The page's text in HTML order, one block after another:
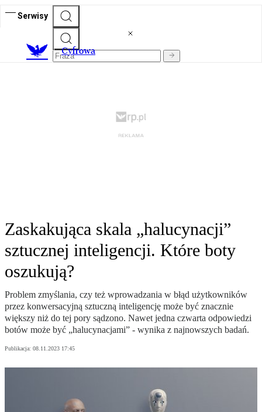
Serwisy
Cyfrowa
Zaskakująca skala „halucynacji”
sztucznej inteligencji. Które boty
oszukują?
Problem zmyślania, czy też wprowadzania w błąd użytkowników
przez konwersacyjną sztuczną inteligencję może być znacznie
większy niż do tej pory sądzono. Nawet jedna czwarta odpowiedzi
botów może być „halucynacjami” - wynika z najnowszych badań.
Publikacja: 08.11.2023 17:45